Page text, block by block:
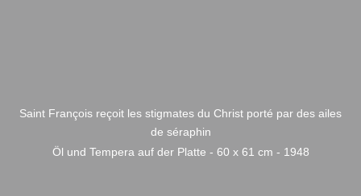
Saint François reçoit les stigmates du Christ porté par des ailes
de séraphin
Öl und Tempera auf der Platte - 60 x 61 cm - 1948